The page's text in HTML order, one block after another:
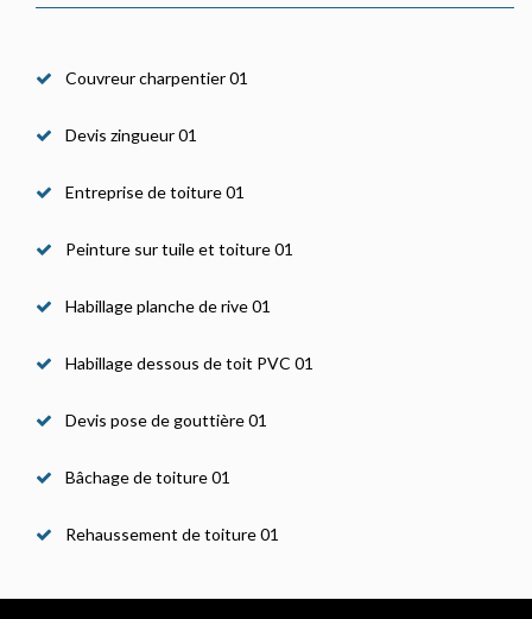
Couvreur charpentier 01
Devis zingueur 01
Entreprise de toiture 01
Peinture sur tuile et toiture 01
Habillage planche de rive 01
Habillage dessous de toit PVC 01
Devis pose de gouttière 01
Bâchage de toiture 01
Rehaussement de toiture 01